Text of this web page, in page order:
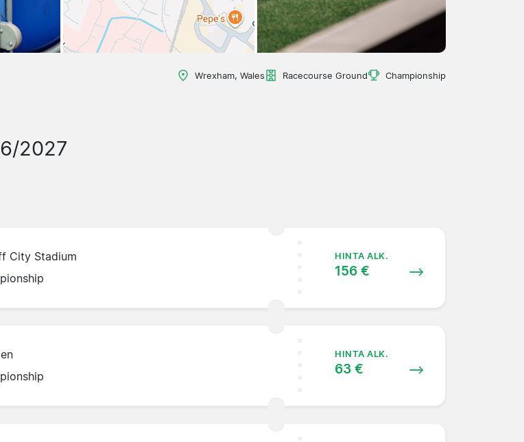
Wrexham, Wales Racecourse Ground Championship
2027
City Stadium
HINTA ALK.
156 €
HINTA ALK.
63 €